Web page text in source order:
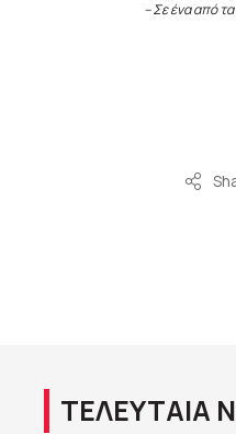
– Σε ένα από
ΤΕΛΕΥΤΑΙΑ